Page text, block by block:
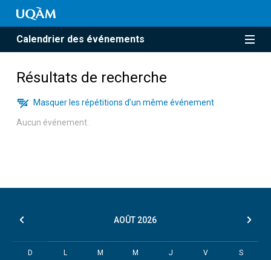
Calendrier des événements
Résultats de recherche
Masquer les répétitions d’un même événement
Aucun événement.
AOÛT 2026
D L M M J V S